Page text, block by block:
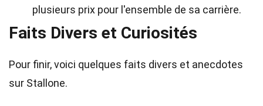
plusieurs prix pour l'ensemble de sa carrière.
Faits Divers et Curiosités
Pour finir, voici quelques faits divers et anecdotes
sur Stallone.